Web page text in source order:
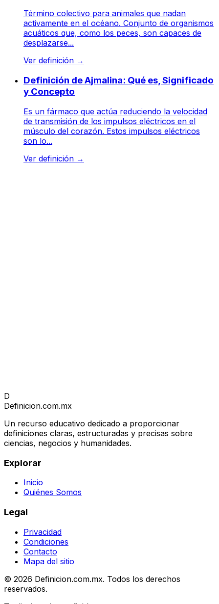
Término colectivo para animales que nadan
activamente en el océano. Conjunto de organismos
acuáticos que, como los peces, son capaces de
desplazarse...
Ver definición →
Definición de Ajmalina: Qué es, Significado
y Concepto
Es un fármaco que actúa reduciendo la velocidad
de transmisión de los impulsos eléctricos en el
músculo del corazón. Estos impulsos eléctricos
son lo...
Ver definición →
D
Definicion.com.mx
Un recurso educativo dedicado a proporcionar
definiciones claras, estructuradas y precisas sobre
ciencias, negocios y humanidades.
Explorar
Inicio
Quiénes Somos
Legal
Privacidad
Condiciones
Contacto
Mapa del sitio
© 2026 Definicion.com.mx. Todos los derechos
reservados.